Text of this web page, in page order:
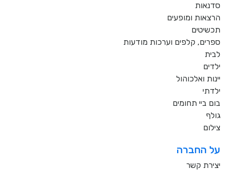
סדנאות
הרצאות ומופעים
תכשיטים
ספרים, קלפים וערכות מודעות
לבית
ילדים
יינות ואלכוהול
ילדתי
בום ביי תחומים
גולף
צילום
על החברה
יצירת קשר